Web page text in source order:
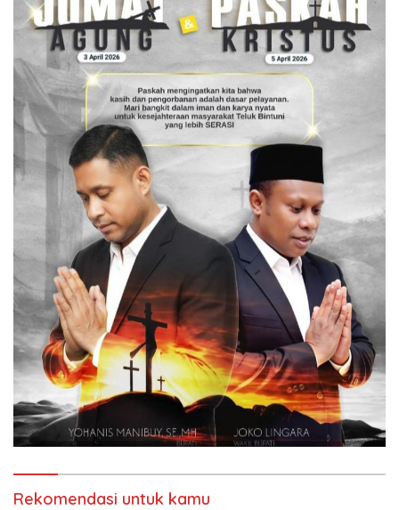
Rekomendasi untuk kamu